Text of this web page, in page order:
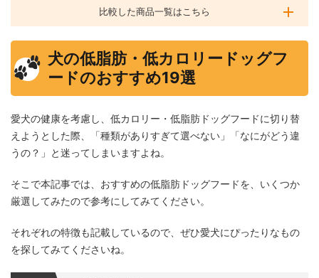
比較した商品一覧はこちら
犬の低脂肪・低カロリードッグフ
ードのおすすめ19選
愛犬の健康を考慮し、低カロリー・低脂肪ドッグフードに切り替
えようとした際、「種類がありすぎて選べない」「なにがどう違
うの？」と迷ってしまいますよね。
そこで本記事では、おすすめの低脂肪ドッグフードを、いくつか
厳選してみたので参考にしてみてください。
それぞれの特徴も記載しているので、ぜひ愛犬にぴったりなもの
を探してみてくださいね。